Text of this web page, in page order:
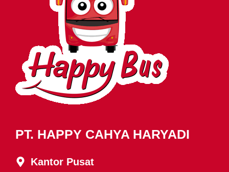
PT. HAPPY CAHYA HARYADI
Kantor Pusat